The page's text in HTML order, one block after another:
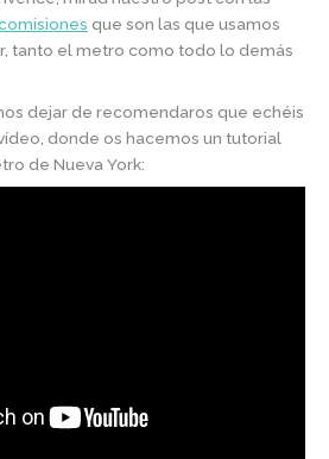
que son las que usamos
tanto el metro como todo lo demás
dejar de recomendaros que echéis
donde os hacemos un tutorial
de Nueva York: